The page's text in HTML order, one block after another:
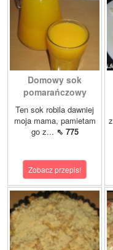
Domowy sok
pomarańczowy
Ten sok robila dawniej
moja mama, pamietam
go z... ⇖ 775
Zobacz przepis!